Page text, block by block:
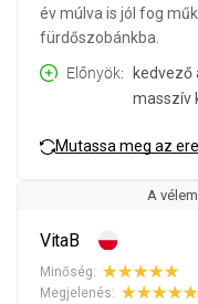
év múlva is jól fog
fürdőszobánkba.
Előnyök
kedvező
masszív
Mutassa meg az
A
VitaB
Minőség:
Megjelenés: